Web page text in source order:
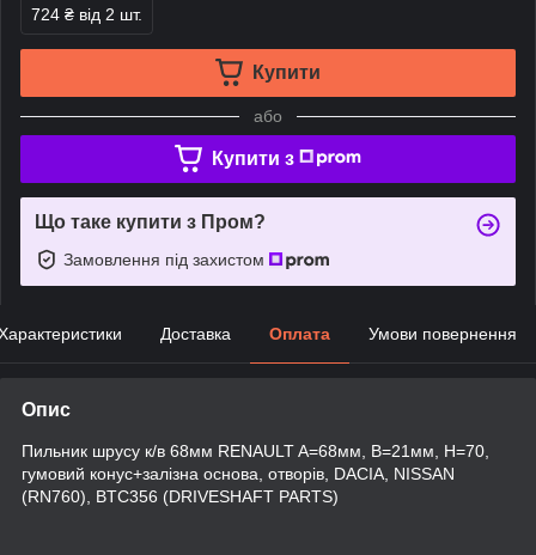
724 ₴ від 2 шт.
Купити
або
Купити з
Що таке купити з Пром?
Замовлення під захистом
Доставка Оплата Умови повернення
Опис
Пильник шрусу к/в 68мм RENAULT A=68мм, B=21мм, H=70,
гумовий конус+залізна основа, отворів, DACIA, NISSAN
(RN760), BTC356 (DRIVESHAFT PARTS)